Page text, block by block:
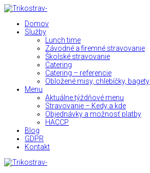
Domov
Služby
Lunch time
Závodné a firemné stravovanie
Školské stravovanie
Catering
Catering – referencie
Obložené misy, chlebíčky, bagety
Menu
Aktuálne týždňové menu
Stravovanie – Kedy a kde
Objednávky a možnosť platby
HACCP
Blog
GDPR
Kontakt